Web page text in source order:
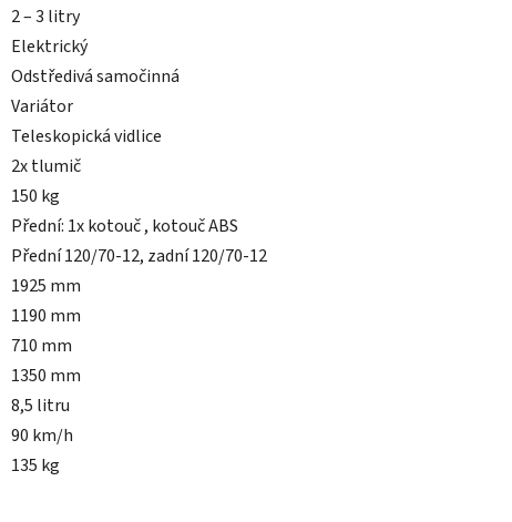
2 – 3 litry
Elektrický
Odstředivá samočinná
Variátor
Teleskopická vidlice
2x tlumič
150 kg
Přední: 1x kotouč , kotouč ABS
Přední 120/70-12, zadní 120/70-12
1925 mm
1190 mm
710 mm
1350 mm
8,5 litru
90 km/h
135 kg